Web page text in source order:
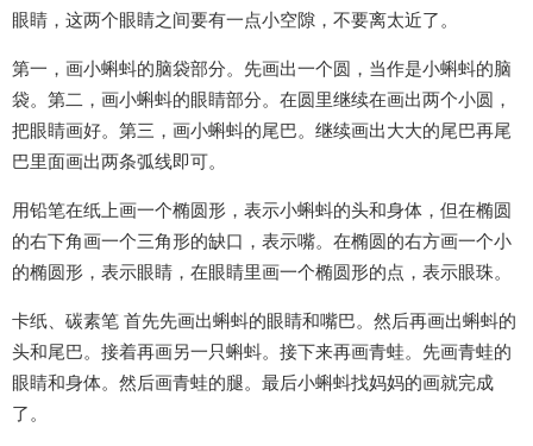
眼睛，这两个眼睛之间要有一点小空隙，不要离太近了。
第一，画小蝌蚪的脑袋部分。先画出一个圆，当作是小蝌蚪的脑
袋。第二，画小蝌蚪的眼睛部分。在圆里继续在画出两个小圆，
把眼睛画好。第三，画小蝌蚪的尾巴。继续画出大大的尾巴再尾
巴里面画出两条弧线即可。
用铅笔在纸上画一个椭圆形，表示小蝌蚪的头和身体，但在椭圆
的右下角画一个三角形的缺口，表示嘴。在椭圆的右方画一个小
的椭圆形，表示眼睛，在眼睛里画一个椭圆形的点，表示眼珠。
卡纸、碳素笔 首先先画出蝌蚪的眼睛和嘴巴。然后再画出蝌蚪的
头和尾巴。接着再画另一只蝌蚪。接下来再画青蛙。先画青蛙的
眼睛和身体。然后画青蛙的腿。最后小蝌蚪找妈妈的画就完成
了。